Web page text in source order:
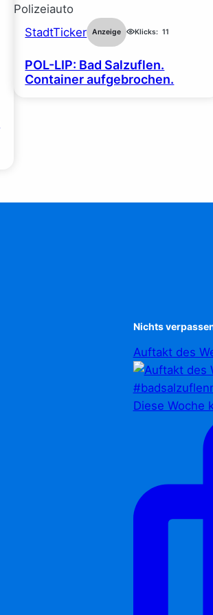
StadtTicker Anzeige Klicks: 11
POL-LIP: Bad Salzuflen.
Container aufgebrochen.
Nichts
Auftakt des
Diese Woche